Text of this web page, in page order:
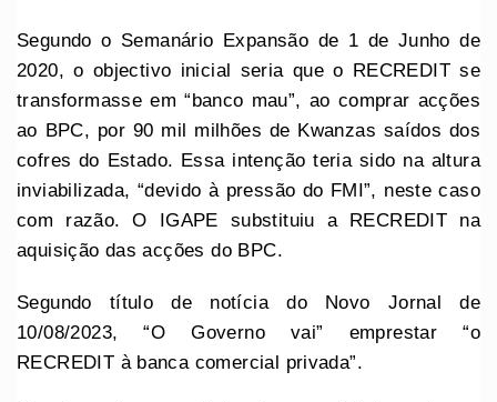
Segundo o Semanário Expansão de 1 de Junho de
2020, o objectivo inicial seria que o RECREDIT se
transformasse em “banco mau”, ao comprar acções
ao BPC, por 90 mil milhões de Kwanzas saídos dos
cofres do Estado. Essa intenção teria sido na altura
inviabilizada, “devido à pressão do FMI”, neste caso
com razão. O IGAPE substituiu a RECREDIT na
aquisição das acções do BPC.
Segundo título de notícia do Novo Jornal de
10/08/2023, “O Governo vai” emprestar “o
RECREDIT à banca comercial privada”.